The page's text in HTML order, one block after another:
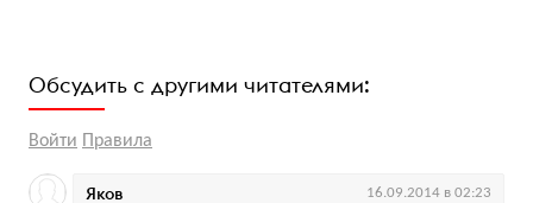
Обсудить с другими читателями:
Войти Правила
Яков 16.09.2014 в 02:23